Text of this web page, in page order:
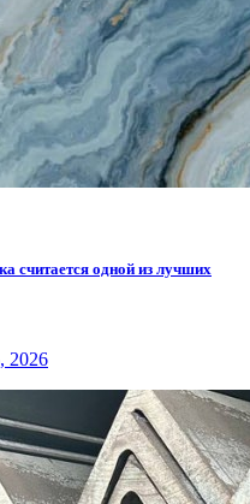
считается одной из лучших
2026